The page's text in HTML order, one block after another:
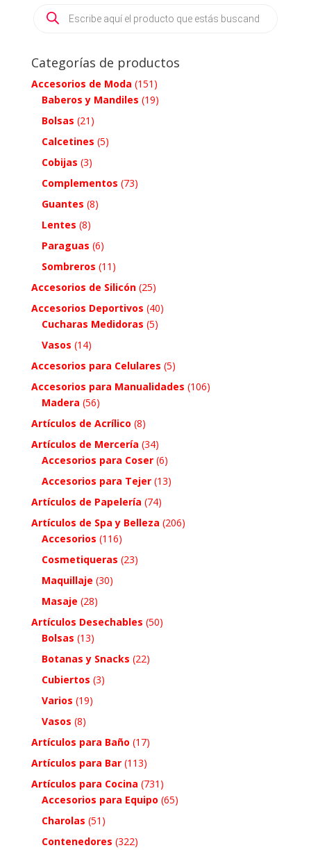
search
Categorías de productos
Accesorios de Moda (151)
Baberos y Mandiles (19)
Bolsas (21)
Calcetines (5)
Cobijas (3)
Complementos (73)
Guantes (8)
Lentes (8)
Paraguas (6)
Sombreros (11)
Accesorios de Silicón (25)
Accesorios Deportivos (40)
Cucharas Medidoras (5)
Vasos (14)
Accesorios para Celulares (5)
Accesorios para Manualidades (106)
Madera (56)
Artículos de Acrílico (8)
Artículos de Mercería (34)
Accesorios para Coser (6)
Accesorios para Tejer (13)
Artículos de Papelería (74)
Artículos de Spa y Belleza (206)
Accesorios (116)
Cosmetiqueras (23)
Maquillaje (30)
Masaje (28)
Artículos Desechables (50)
Bolsas (13)
Botanas y Snacks (22)
Cubiertos (3)
Varios (19)
Vasos (8)
Artículos para Baño (17)
Artículos para Bar (113)
Artículos para Cocina (731)
Accesorios para Equipo (65)
Charolas (51)
Contenedores (322)